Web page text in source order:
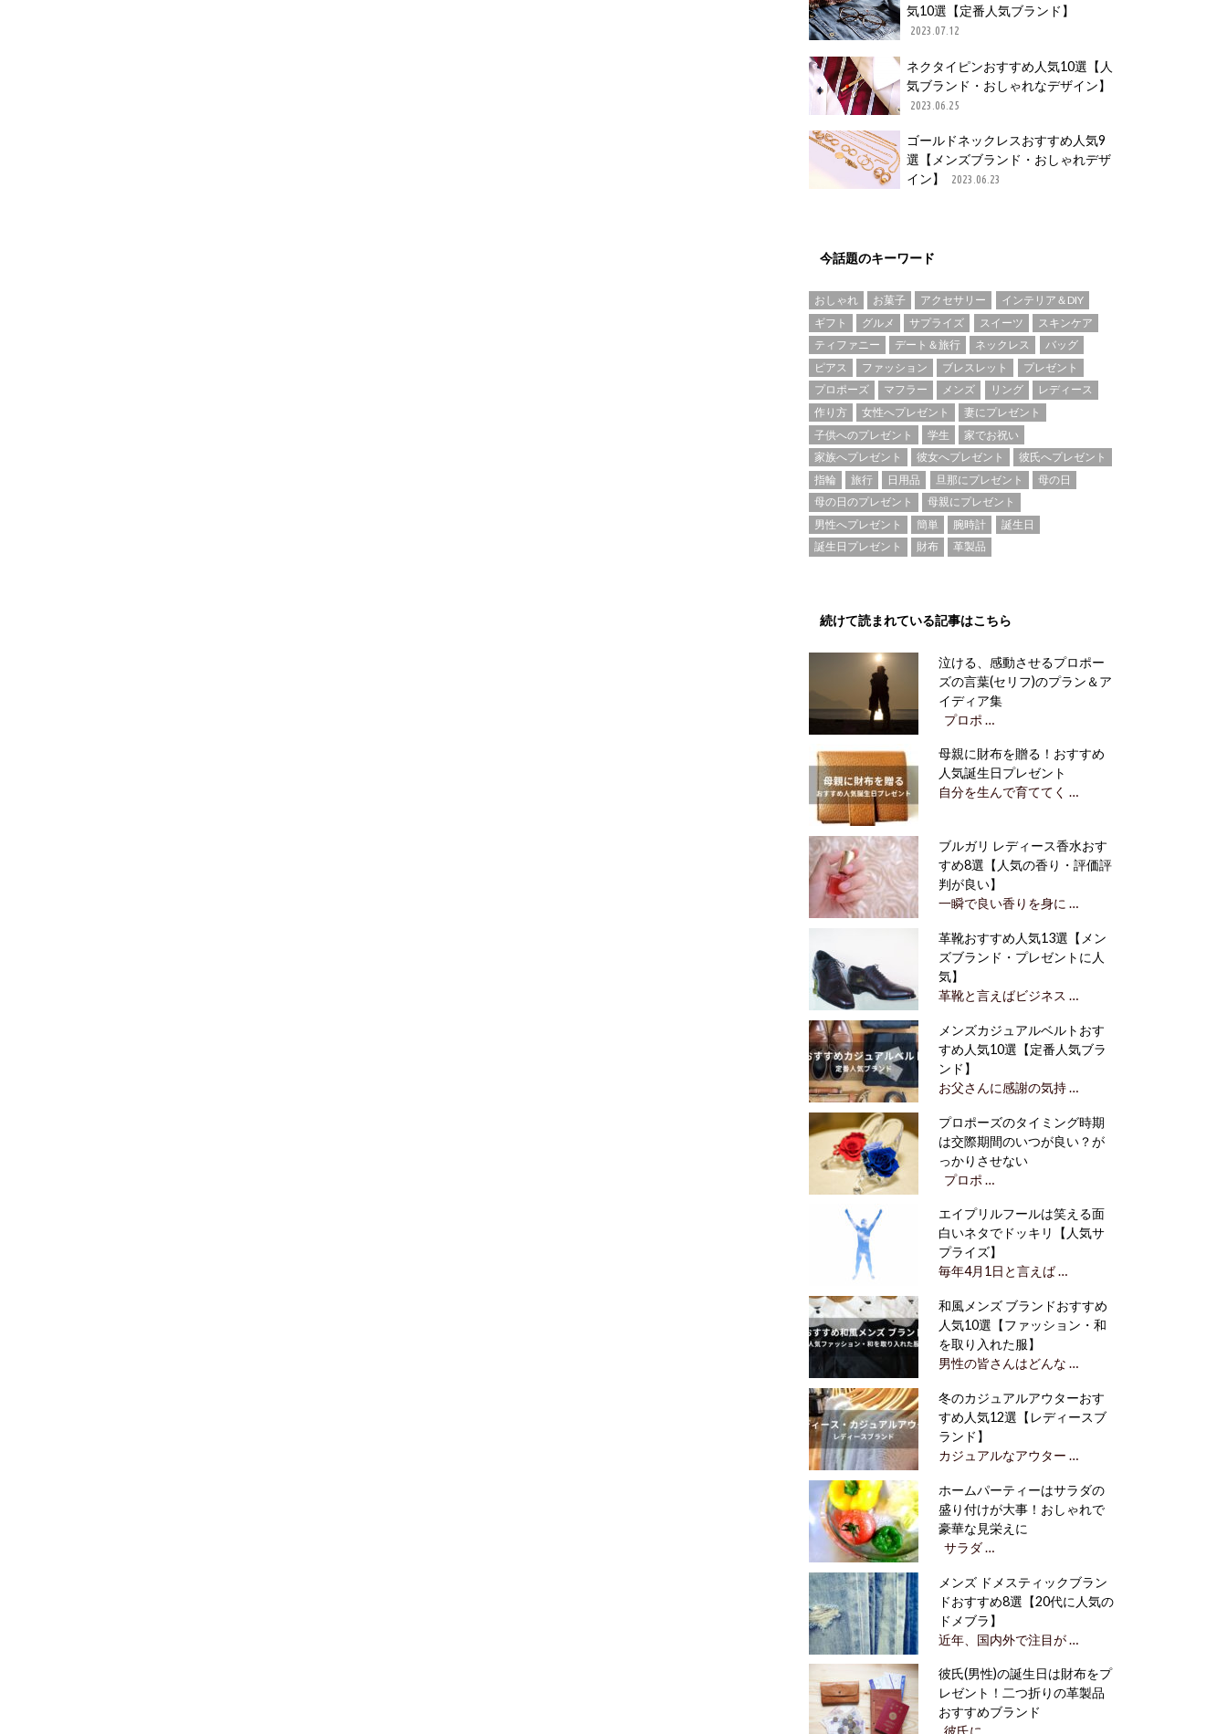
気10選【定番人気ブランド】
2023.07.12
ネクタイピンおすすめ人気10選【人
気ブランド・おしゃれなデザイン】
2023.06.25
ゴールドネックレスおすすめ人気9
選【メンズブランド・おしゃれデザ
イン】
2023.06.23
今話題のキーワード
おしゃれ お菓子 アクセサリー
インテリア＆DIY
ギフト
グルメ サプライズ スイーツ
スキンケア
ティファニー
デート＆旅行 ネックレス
バッグ
ピアス
ファッション ブレスレット
プレゼント
プロポーズ
マフラー メンズ リング
レディース
作り方
女性へプレゼント
妻にプレゼント
子供へのプレゼント
学生
家でお祝い
家族へプレゼント
彼女へプレゼント
彼氏へプレゼント
指輪
旅行 日用品 旦那にプレゼント
母の日
母の日のプレゼント
母親にプレゼント
男性へプレゼント
簡単 腕時計
誕生日
誕生日プレゼント
財布 革製品
続けて読まれている記事はこちら
泣ける、感動させるプロポー
ズの言葉(セリフ)のプラン＆ア
イディア集
プロポ …
母親に財布を贈る！おすすめ
人気誕生日プレゼント
自分を生んで育ててく …
ブルガリ レディース香水おす
すめ8選【人気の香り・評価評
判が良い】
一瞬で良い香りを身に …
革靴おすすめ人気13選【メン
ズブランド・プレゼントに人
気】
革靴と言えばビジネス …
メンズカジュアルベルトおす
すめ人気10選【定番人気ブラ
ンド】
お父さんに感謝の気持 …
プロポーズのタイミング時期
は交際期間のいつが良い？が
っかりさせない
プロポ …
エイプリルフールは笑える面
白いネタでドッキリ【人気サ
プライズ】
毎年4月1日と言えば …
和風メンズ ブランドおすすめ
人気10選【ファッション・和
を取り入れた服】
男性の皆さんはどんな …
冬のカジュアルアウターおす
すめ人気12選【レディースブ
ランド】
カジュアルなアウター …
ホームパーティーはサラダの
盛り付けが大事！おしゃれで
豪華な見栄えに
サラダ …
メンズ ドメスティックブラン
ドおすすめ8選【20代に人気の
ドメブラ】
近年、国内外で注目が …
彼氏(男性)の誕生日は財布をプ
レゼント！二つ折りの革製品
おすすめブランド